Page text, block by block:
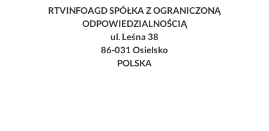
RTVINFOAGD SPÓŁKA Z OGRANICZONĄ
ODPOWIEDZIALNOŚCIĄ
ul. Leśna 38
86-031 Osielsko
POLSKA